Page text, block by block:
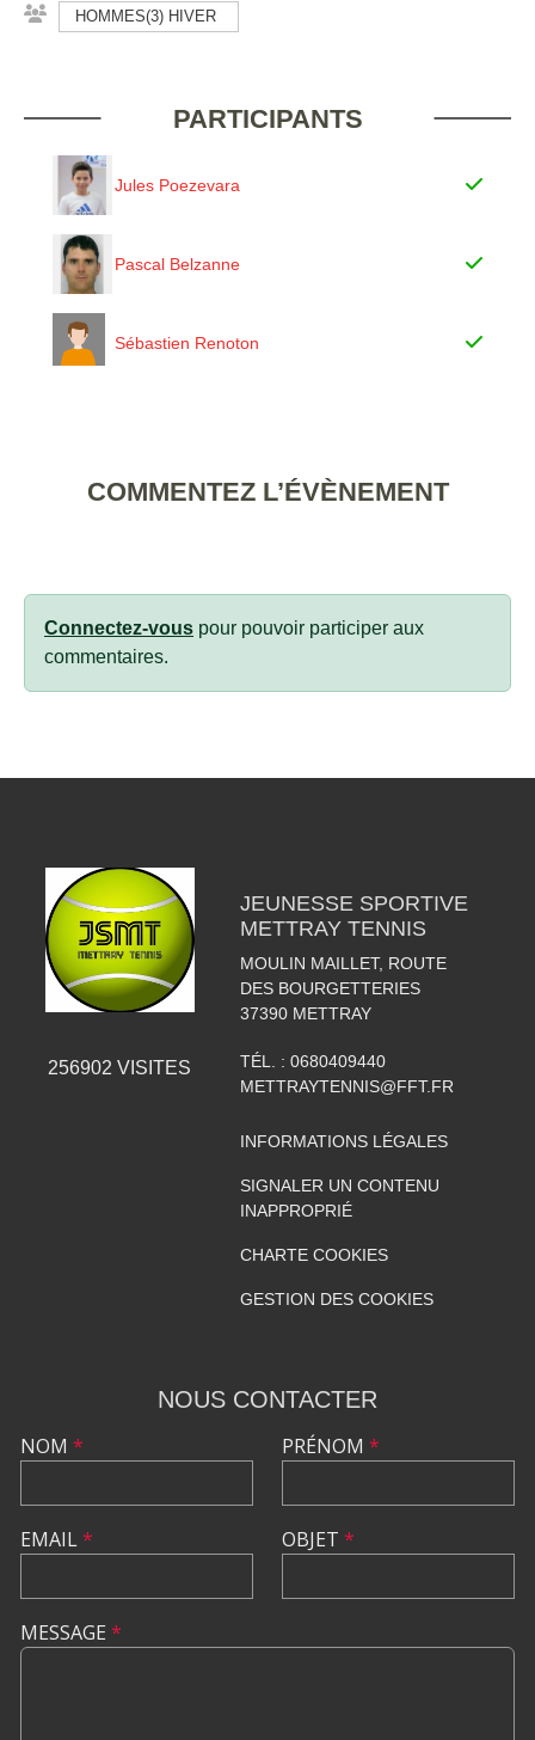
HOMMES(3) HIVER
PARTICIPANTS
Jules Poezevara
Pascal Belzanne
Sébastien Renoton
COMMENTEZ L’ÉVÈNEMENT
Connectez-vous pour pouvoir participer aux
commentaires.
256902 VISITES
JEUNESSE SPORTIVE
METTRAY TENNIS
MOULIN MAILLET, ROUTE
DES BOURGETTERIES
37390 METTRAY
TÉL. : 0680409440
METTRAYTENNIS@FFT.FR
INFORMATIONS LÉGALES
SIGNALER UN CONTENU
INAPPROPRIÉ
CHARTE COOKIES
GESTION DES COOKIES
NOUS CONTACTER
NOM *
EMAIL*
PRÉNOM *
OBJET *
MESSAGE *